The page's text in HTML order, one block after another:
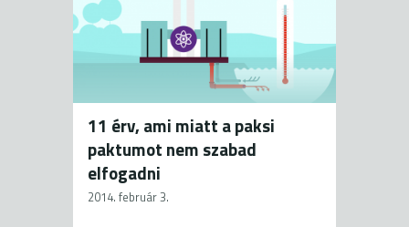
11 érv, ami miatt a paksi
paktumot nem szabad
elfogadni
2014. február 3.